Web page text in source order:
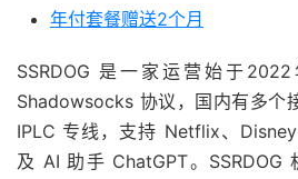
年付套餐赠送2个月
SSRDOG 是一家运营始于
Shadowsocks 协议，国内有多个
IPLC 专线，支持 Netflix、
及 AI 助手 ChatGPT。SSRDOG